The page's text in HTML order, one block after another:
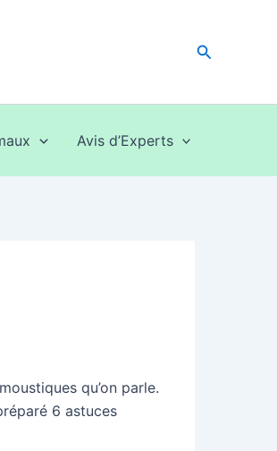
Avis d’Experts
qu’on parle.
6 astuces